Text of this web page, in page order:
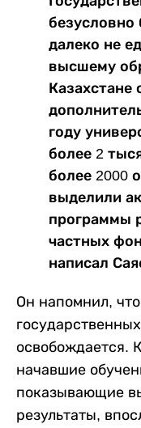
далеко не
высшему
Казахстане
году
более 2
более 2000
выделили
программы
частных
написал
Он напомнил,
освобождается.
начавшие
показывающие
результаты,